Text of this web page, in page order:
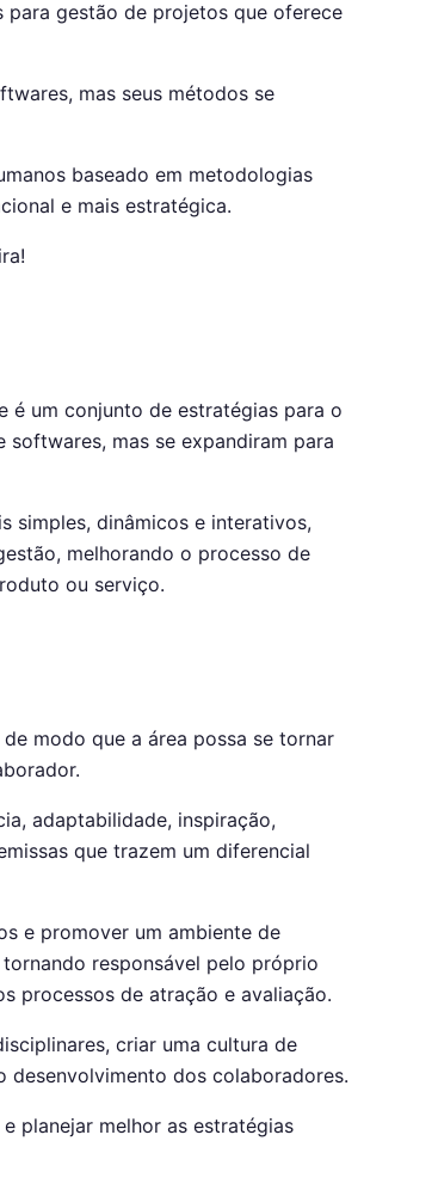
gestão de projetos que oferece
mas seus métodos se
baseado em metodologias
e mais estratégica.
é um conjunto de estratégias para o
mas se expandiram para
simples, dinâmicos e interativos,
melhorando o processo de
ou serviço.
modo que a área possa se tornar
adaptabilidade, inspiração,
que trazem um diferencial
e promover um ambiente de
responsável pelo próprio
processos de atração e avaliação.
criar uma cultura de
desenvolvimento dos colaboradores.
planejar melhor as estratégias